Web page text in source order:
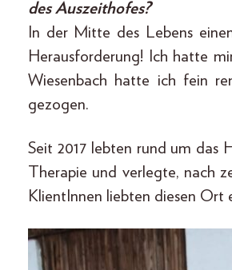
des Auszeithofes?
In der Mitte des Lebens
Herausforderung! Ich hatte
Wiesenbach hatte ich fein
gezogen.
Seit 2017 lebten rund um das
Therapie und verlegte, nach
KlientInnen liebten diesen Ort